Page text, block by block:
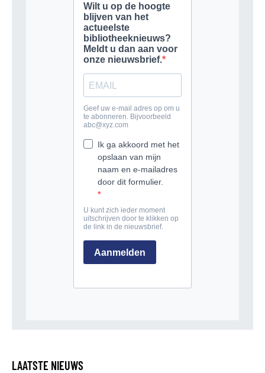
LAATSTE NIEUWS